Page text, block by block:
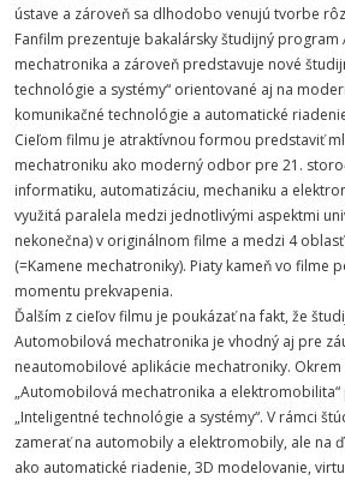
ústave a zároveň sa dlhodobo venujú tvorbe
Fanfilm prezentuje bakalársky študijný
mechatronika a zároveň predstavuje nové
technológie a systémy“ orientované aj na
komunikačné technológie a automatické
Cieľom filmu je atraktívnou formou predstaviť
mechatroniku ako moderný odbor pre 21.
informatiku, automatizáciu, mechaniku a
využitá paralela medzi jednotlivými aspektmi
nekonečna) v originálnom filme a medzi 4
(=Kamene mechatroniky). Piaty kameň vo filme
momentu prekvapenia.
Ďalším z cieľov filmu je poukázať na fakt, že
Automobilová mechatronika je vhodný aj pre
neautomobilové aplikácie mechatroniky.
„Automobilová mechatronika a
„Inteligentné technológie a systémy“. V rámci
zamerať na automobily a elektromobily, ale na
ako automatické riadenie, 3D modelovanie,